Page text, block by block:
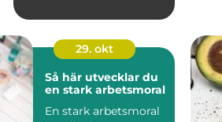
29. okt
Så här utvecklar du
en stark arbetsmoral
En stark arbetsmoral